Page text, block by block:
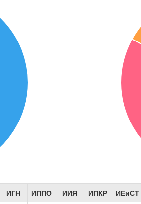
ИГН ИППО ИИЯ ИПКР ИЕиСТ